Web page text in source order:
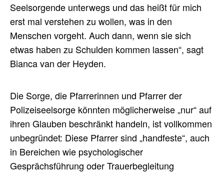
Seelsorgende unterwegs und das heißt für mich
erst mal verstehen zu wollen, was in den
Menschen vorgeht. Auch dann, wenn sie sich
etwas haben zu Schulden kommen lassen“, sagt
Bianca van der Heyden.
Die Sorge, die Pfarrerinnen und Pfarrer der
Polizeiseelsorge könnten möglicherweise „nur“ auf
ihren Glauben beschränkt handeln, ist vollkommen
unbegründet: Diese Pfarrer sind „handfeste“, auch
in Bereichen wie psychologischer
Gesprächsführung oder Trauerbegleitung